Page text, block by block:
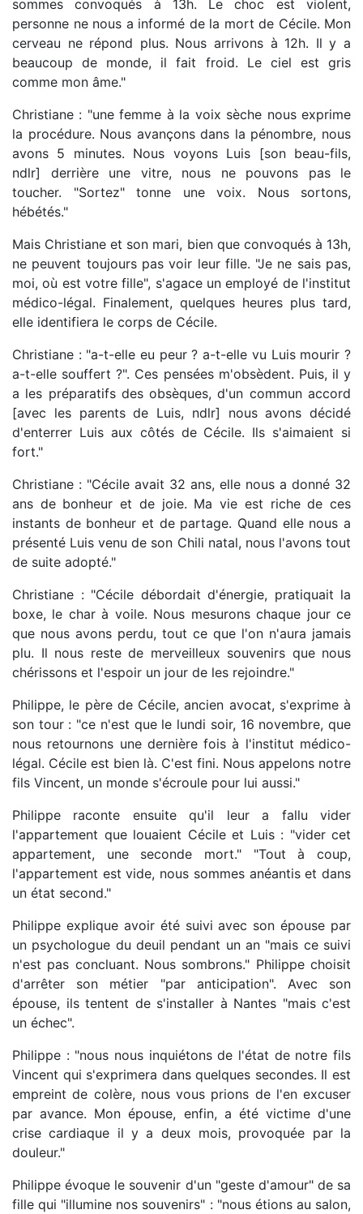
sommes convoqués à 13h. Le choc est violent,
personne ne nous a informé de la mort de Cécile. Mon
cerveau ne répond plus. Nous arrivons à 12h. Il y a
beaucoup de monde, il fait froid. Le ciel est gris
comme mon âme."
Christiane : "une femme à la voix sèche nous exprime
la procédure. Nous avançons dans la pénombre, nous
avons 5 minutes. Nous voyons Luis [son beau-fils,
ndlr] derrière une vitre, nous ne pouvons pas le
toucher. "Sortez" tonne une voix. Nous sortons,
hébétés."
Mais Christiane et son mari, bien que convoqués à 13h,
ne peuvent toujours pas voir leur fille. "Je ne sais pas,
moi, où est votre fille", s'agace un employé de l'institut
médico-légal. Finalement, quelques heures plus tard,
elle identifiera le corps de Cécile.
Christiane : "a-t-elle eu peur ? a-t-elle vu Luis mourir ?
a-t-elle souffert ?". Ces pensées m'obsèdent. Puis, il y
a les préparatifs des obsèques, d'un commun accord
[avec les parents de Luis, ndlr] nous avons décidé
d'enterrer Luis aux côtés de Cécile. Ils s'aimaient si
fort."
Christiane : "Cécile avait 32 ans, elle nous a donné 32
ans de bonheur et de joie. Ma vie est riche de ces
instants de bonheur et de partage. Quand elle nous a
présenté Luis venu de son Chili natal, nous l'avons tout
de suite adopté."
Christiane : "Cécile débordait d'énergie, pratiquait la
boxe, le char à voile. Nous mesurons chaque jour ce
que nous avons perdu, tout ce que l'on n'aura jamais
plu. Il nous reste de merveilleux souvenirs que nous
chérissons et l'espoir un jour de les rejoindre."
Philippe, le père de Cécile, ancien avocat, s'exprime à
son tour : "ce n'est que le lundi soir, 16 novembre, que
nous retournons une dernière fois à l'institut médico-
légal. Cécile est bien là. C'est fini. Nous appelons notre
fils Vincent, un monde s'écroule pour lui aussi."
Philippe raconte ensuite qu'il leur a fallu vider
l'appartement que louaient Cécile et Luis : "vider cet
appartement, une seconde mort." "Tout à coup,
l'appartement est vide, nous sommes anéantis et dans
un état second."
Philippe explique avoir été suivi avec son épouse par
un psychologue du deuil pendant un an "mais ce suivi
n'est pas concluant. Nous sombrons." Philippe choisit
d'arrêter son métier "par anticipation". Avec son
épouse, ils tentent de s'installer à Nantes "mais c'est
un échec".
Philippe : "nous nous inquiétons de l'état de notre fils
Vincent qui s'exprimera dans quelques secondes. Il est
empreint de colère, nous vous prions de l'en excuser
par avance. Mon épouse, enfin, a été victime d'une
crise cardiaque il y a deux mois, provoquée par la
douleur."
Philippe évoque le souvenir d'un "geste d'amour" de sa
fille qui "illumine nos souvenirs" : "nous étions au salon,